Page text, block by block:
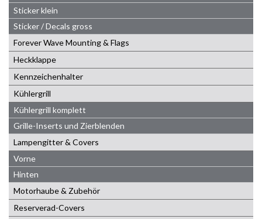
Sticker klein
Sticker / Decals gross
Forever Wave Mounting & Flags
Heckklappe
Kennzeichenhalter
Kühlergrill
Kühlergrill komplett
Grille-Inserts und Zierblenden
Lampengitter & Covers
Vorne
Hinten
Motorhaube & Zubehör
Reserverad-Covers